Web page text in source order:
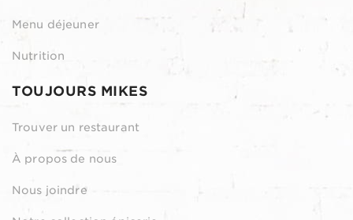
Menu déjeuner
Nutrition
TOUJOURS MIKES
Trouver un restaurant
À propos de nous
Nous joindre